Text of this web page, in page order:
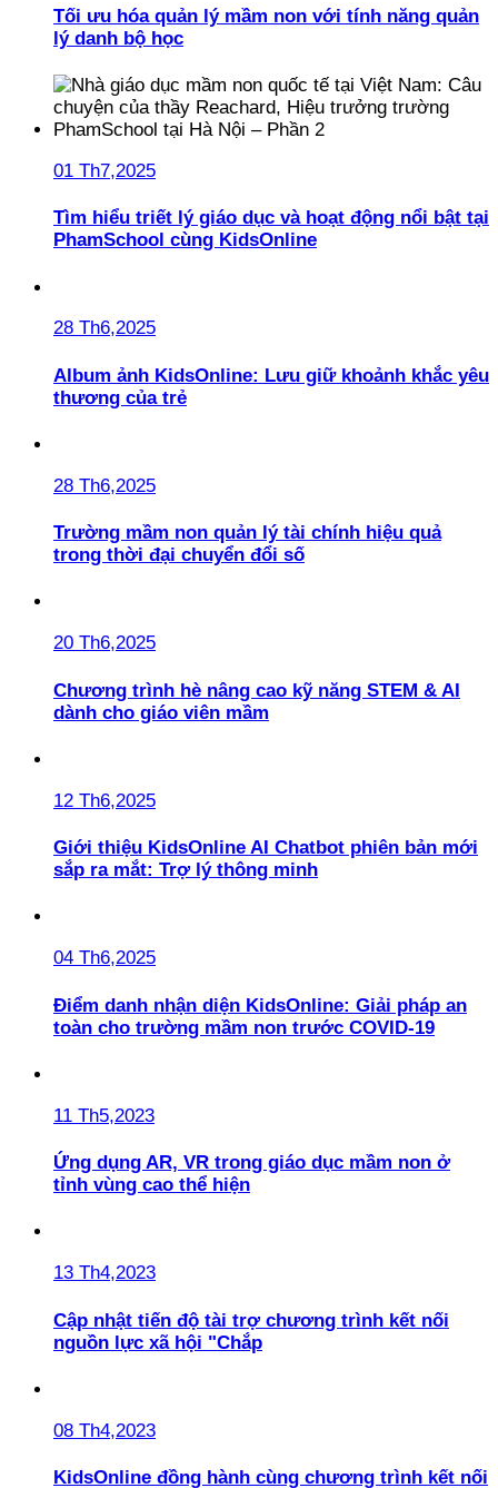
Tối ưu hóa quản lý mầm non với tính năng quản
lý danh bộ học
01 Th7,2025
Tìm hiểu triết lý giáo dục và hoạt động nổi bật tại
PhamSchool cùng KidsOnline
28 Th6,2025
Album ảnh KidsOnline: Lưu giữ khoảnh khắc yêu
thương của trẻ
28 Th6,2025
Trường mầm non quản lý tài chính hiệu quả
trong thời đại chuyển đổi số
20 Th6,2025
Chương trình hè nâng cao kỹ năng STEM & AI
dành cho giáo viên mầm
12 Th6,2025
Giới thiệu KidsOnline AI Chatbot phiên bản mới
sắp ra mắt: Trợ lý thông minh
04 Th6,2025
Điểm danh nhận diện KidsOnline: Giải pháp an
toàn cho trường mầm non trước COVID-19
11 Th5,2023
Ứng dụng AR, VR trong giáo dục mầm non ở
tỉnh vùng cao thể hiện
13 Th4,2023
Cập nhật tiến độ tài trợ chương trình kết nối
nguồn lực xã hội "Chắp
08 Th4,2023
KidsOnline đồng hành cùng chương trình kết nối